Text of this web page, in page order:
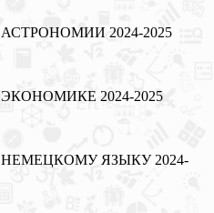
АСТРОНОМИИ 2024-2025
ЭКОНОМИКЕ 2024-2025
НЕМЕЦКОМУ ЯЗЫКУ 2024-